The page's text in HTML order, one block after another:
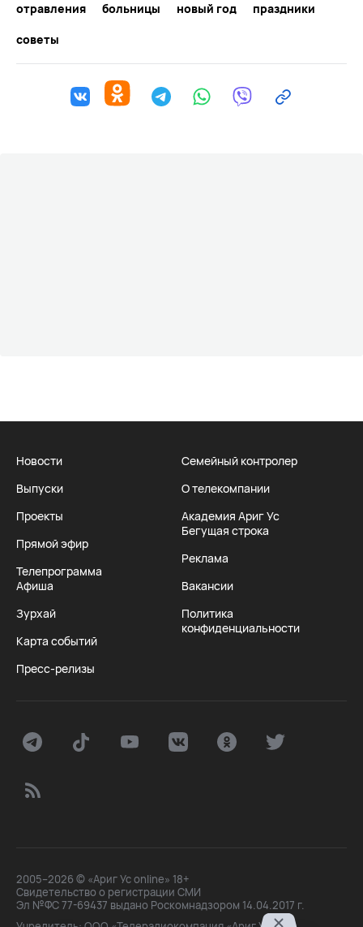
отравления
больницы новый год
праздники
советы
Новости
Выпуски
Проекты
Прямой эфир
Телепрограмма
Афиша
Зурхай
Карта событий
Пресс-релизы
Семейный контролер
О телекомпании
Академия Ариг Ус
Бегущая строка
Реклама
Вакансии
Политика
конфиденциальности
2005–2026 © «Ариг Ус online» 18+
Свидетельство о регистрации СМИ
Эл №ФС 77-69437 выдано Роскомнадзором 14.04.2017 г.